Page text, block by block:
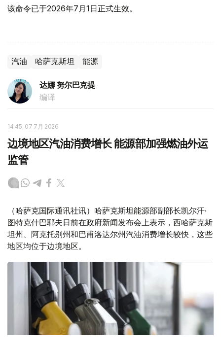
该命令已于2026年7月1日正式生效。
汽油 哈萨克斯坦 能源
达娜 努尔巴克提
编译
14:45, 07 7月 2026
边境地区汽油消费增长 能源部加强燃油外运
监管
（哈萨克国际通讯社讯）哈萨克斯坦能源部副部长凯尔汗·
图特克什巴耶夫日前在政府新闻发布会上表示，西哈萨克斯
坦州、阿克托别州和巴甫洛达尔州汽油消费增长较快，这些
地区均位于边境地区。